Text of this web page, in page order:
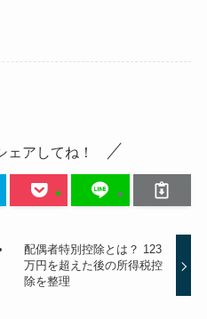
ェアしてね！
配偶者特別控除とは？ 123
万円を超えた後の所得税控
除を整理